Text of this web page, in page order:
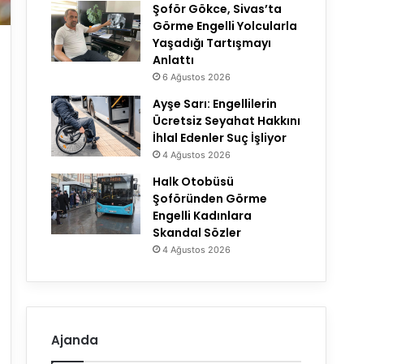
Şoför Gökce, Sivas’ta
Görme Engelli Yolcularla
Yaşadığı Tartışmayı
Anlattı
6 Ağustos 2026
Ayşe Sarı: Engellilerin
Ücretsiz Seyahat Hakkını
İhlal Edenler Suç İşliyor
4 Ağustos 2026
Halk Otobüsü
Şoföründen Görme
Engelli Kadınlara
Skandal Sözler
4 Ağustos 2026
Ajanda